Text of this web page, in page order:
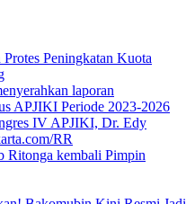
Peningkatan Kuota
Ritonga kembali Pimpin